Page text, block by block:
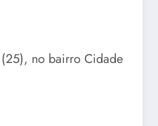
(25), no bairro Cidade